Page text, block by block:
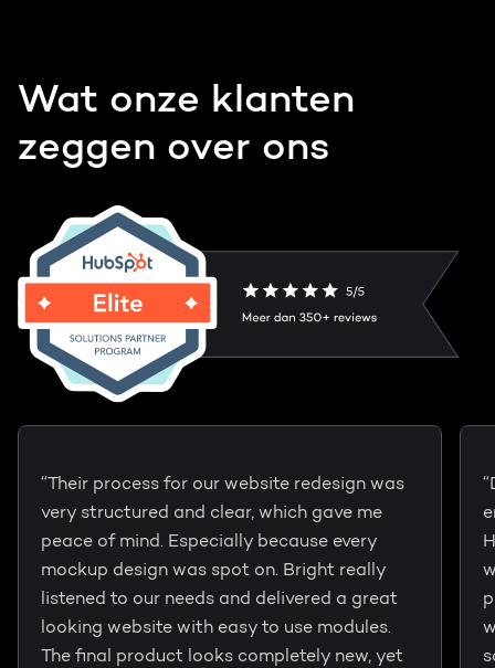
“Their process for our website redesign was
very structured and clear, which gave me
peace of mind. Especially because every
mockup design was spot on. Bright really
listened to our needs and delivered a great
looking website with easy to use modules.
The final product looks completely new, yet
Wat onze klanten
zeggen over ons